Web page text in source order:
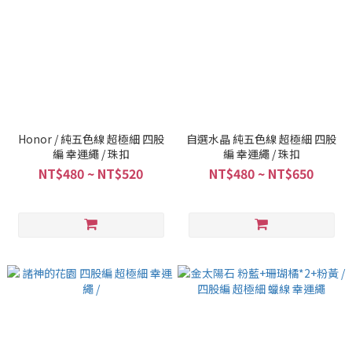
Honor / 純五色線 超極細 四股
編 幸運繩 / 珠扣
NT$480 ~ NT$520
自選水晶 純五色線 超極細 四股
編 幸運繩 / 珠扣
NT$480 ~ NT$650